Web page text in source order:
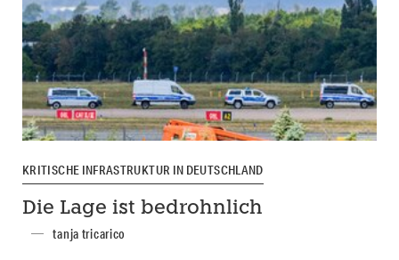
KRITISCHE INFRASTRUKTUR IN DEUTSCHLAND
Die Lage ist bedrohnlich
tanja tricarico